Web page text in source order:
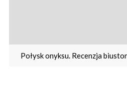
Połysk onyksu. Recenzja